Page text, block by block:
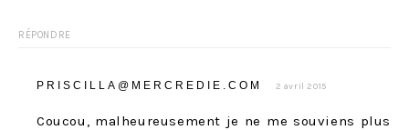
RÉPONDRE
PRISCILLA@MERCREDIE.COM 2 avril 2015
Coucou, malheureusement je ne me souviens plus